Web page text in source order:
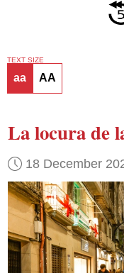
TEXT SIZE
aa AA
La locura de
18 December